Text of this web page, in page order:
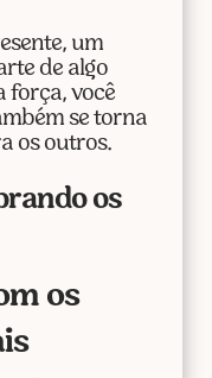
um
de algo
força, você
se torna
os outros.
os
os